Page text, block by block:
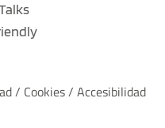
/ Cookies / Accesibilidad